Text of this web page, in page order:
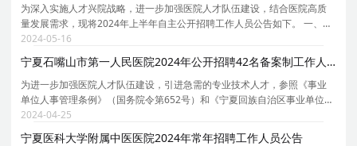
为深入实施人才兴院战略，进一步加强医院人才队伍建设，结合医院高质
量发展需求，现将2024年上半年自主公开招聘工作人员公告如下。 一、单
位简介 宁夏回族自治区中医医院、宁夏回族自治区中医研究院（简称：宁
夏回族自治区中医医院暨中医研究院）于1986年由
2024-05-16
宁夏石嘴山市第一人民医院2024年公开招聘42名备案制工作人员公告
为进一步加强医院人才队伍建设，引进急需的专业技术人才，参照《事业
单位人事管理条例》（国务院令第652号）和《宁夏回族自治区事业单位公
开招聘工作人员实施办法》（宁政办规发[2023]9号），根据《关于进一步
推进公立医疗卫生机构改革有关事项的通知》（宁
2024-04-25
宁夏医科大学附属中医医院2024年常年招聘工作人员公告